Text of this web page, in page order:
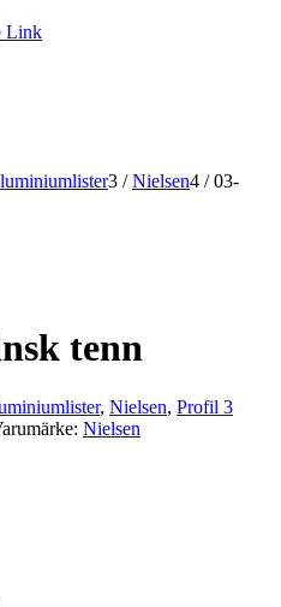
Link
3 / Nielsen4 / 03-
tenn
, Nielsen, Profil 3
Nielsen